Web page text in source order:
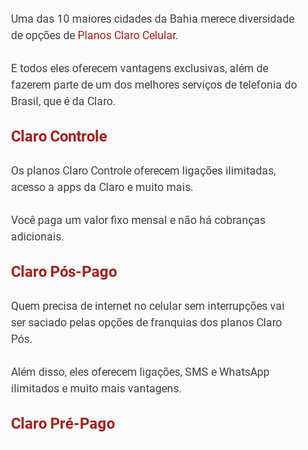
Uma das 10 maiores cidades da Bahia merece diversidade
de opções de Planos Claro Celular.
E todos eles oferecem vantagens exclusivas, além de
fazerem parte de um dos melhores serviços de telefonia do
Brasil, que é da Claro.
Claro Controle
Os planos Claro Controle oferecem ligações ilimitadas,
acesso a apps da Claro e muito mais.
Você paga um valor fixo mensal e não há cobranças
adicionais.
Claro Pós-Pago
Quem precisa de internet no celular sem interrupções vai
ser saciado pelas opções de franquias dos planos Claro
Pós.
Além disso, eles oferecem ligações, SMS e WhatsApp
ilimitados e muito mais vantagens.
Claro Pré-Pago